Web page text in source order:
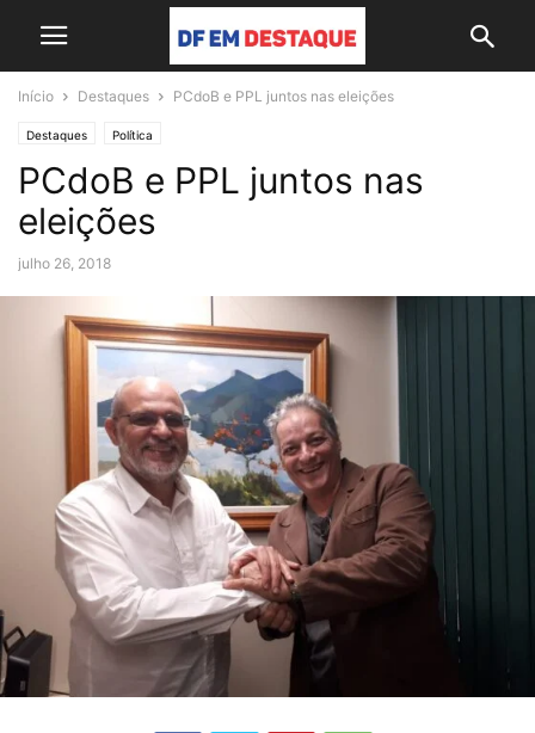
Início Destaques PCdoB e PPL juntos nas eleições
Destaques Política
PCdoB e PPL juntos nas
eleições
julho 26, 2018